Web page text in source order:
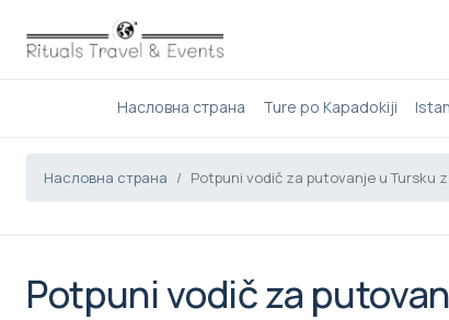
Насловна страна Ture po Kapadokiji
Насловна страна Potpuni vodič za putovanje u Tursku
Potpuni vodič za